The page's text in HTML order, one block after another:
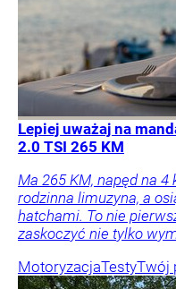
Lepiej uważaj na
2.0 TSI 265 KM
Ma 265 KM, napęd na 4
rodzinna limuzyna, a
hatchami. To nie
zaskoczyć nie tylko
MotoryzacjaTestyTwój